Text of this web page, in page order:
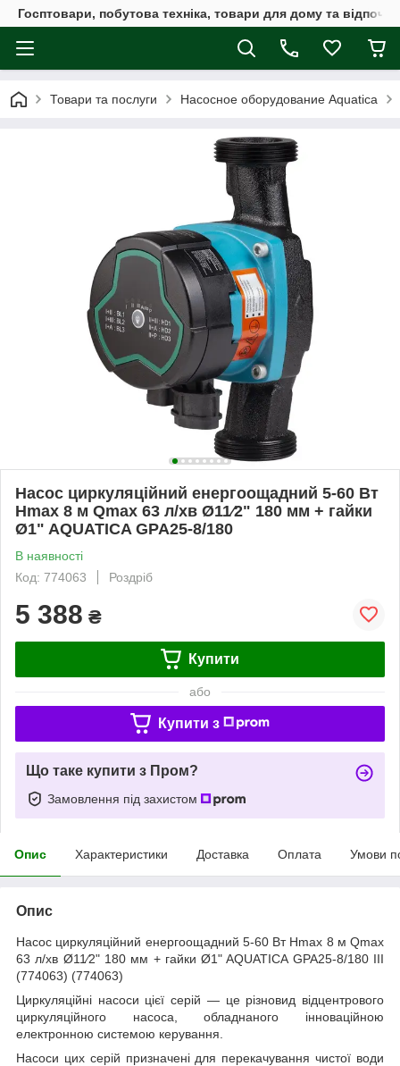
Госптовари, побутова техніка, товари для дому та
Товари та послуги Насосное оборудование Aquatica
Насос циркуляційний енергоощадний 5-60 Вт
Hmax 8 м Qmax 63 л/хв Ø11⁄2" 180 мм + гайки
Ø1" AQUATICA GPA25-8/180
В наявності
Код: 774063
Роздріб
5 388 ₴
Купити
або
Купити з
Що таке купити з Пром?
Замовлення під захистом
Опис Характеристики Доставка Оплата Умови
Опис
Насос циркуляційний енергоощадний 5-60 Вт Hmax 8 м Qmax
63 л/хв Ø11⁄2" 180 мм + гайки Ø1" AQUATICA GPA25-8/180 III
(774063) (774063)
Циркуляційні насоси цієї серій — це різновид відцентрового
циркуляційного насоса, обладнаного інноваційною
електронною системою керування.
Насоси цих серій призначені для перекачування чистої води